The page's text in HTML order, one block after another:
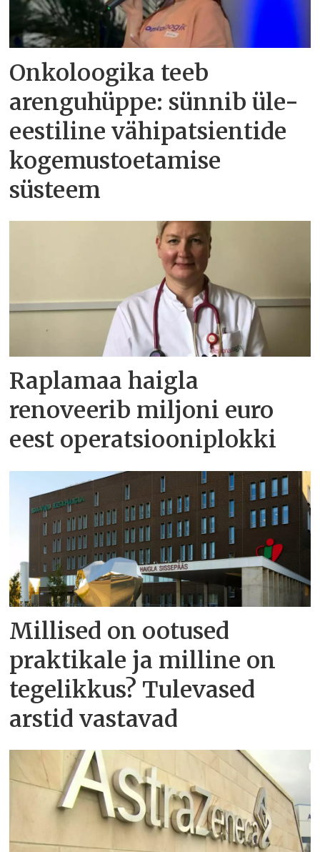
Onkoloogika teeb
arenguhüppe: sünnib üle-
eestiline vähipatsientide
kogemustoetamise
süsteem
Raplamaa haigla
renoveerib miljoni euro
eest operatsiooniplokki
Millised on ootused
praktikale ja milline on
tegelikkus? Tulevased
arstid vastavad